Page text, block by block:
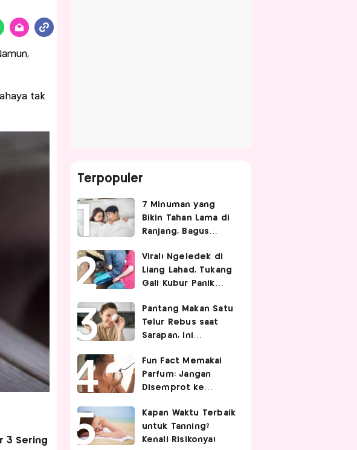
tak
3 Sering
Terpopuler
7 Minuman yang
Bikin Tahan Lama di
Ranjang, Bagus
Hubungan Intim
Viral! Ngeledek di
Liang Lahad, Tukang
Gali Kubur Panik
Pantang Makan Satu
Telur Rebus saat
Sarapan, Ini
Ahli Gizi!
Fun Fact Memakai
Parfum: Jangan
Disemprot ke
Golden Time
Memakainya!
Kapan Waktu Terbaik
untuk Tanning?
Kenali Risikonya!